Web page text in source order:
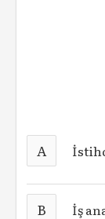
A
B İş